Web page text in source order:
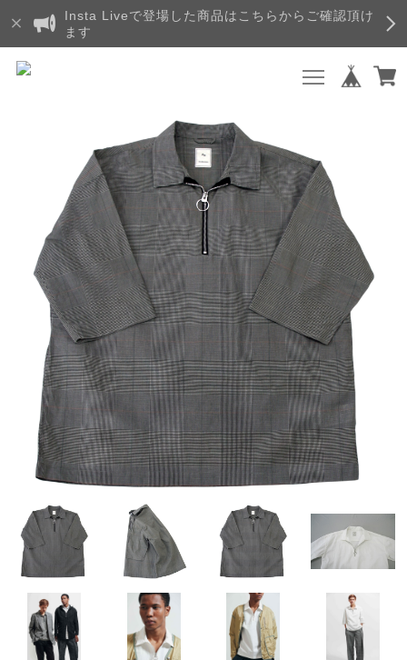
Insta Liveで登場した商品はこちらからご確認頂け
ます